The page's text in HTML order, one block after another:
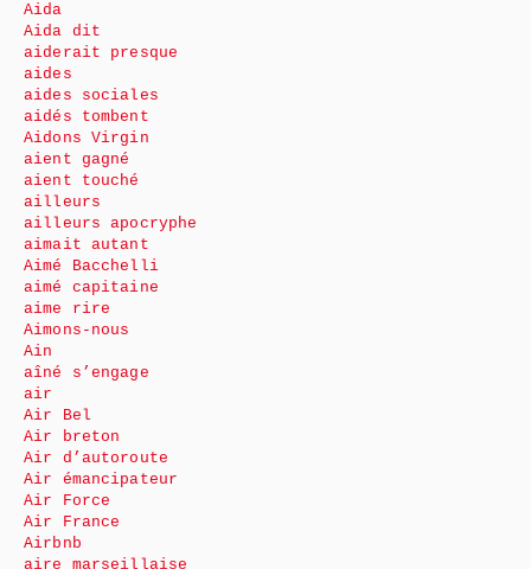
Aida
Aida dit
aiderait presque
aides
aides sociales
aidés tombent
Aidons Virgin
aient gagné
aient touché
ailleurs
ailleurs apocryphe
aimait autant
Aimé Bacchelli
aimé capitaine
aime rire
Aimons-nous
Ain
aîné s’engage
air
Air Bel
Air breton
Air d’autoroute
Air émancipateur
Air Force
Air France
Airbnb
aire marseillaise